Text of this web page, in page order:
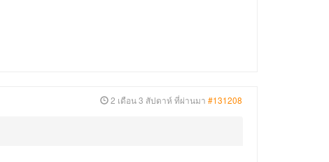
2 เดือน 3 สัปดาห์ ที่ผ่านมา #131208